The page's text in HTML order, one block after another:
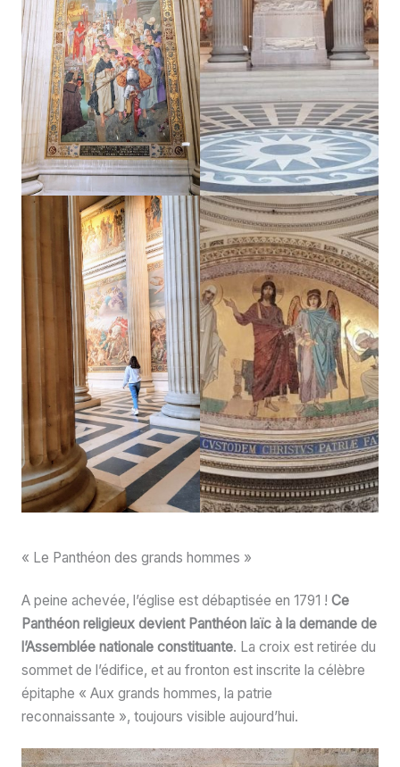
« Le Panthéon des grands hommes »
A peine achevée, l’église est débaptisée en 1791 ! Ce
Panthéon religieux devient Panthéon laïc à la demande de
l’Assemblée nationale constituante. La croix est retirée du
sommet de l’édifice, et au fronton est inscrite la célèbre
épitaphe « Aux grands hommes, la patrie
reconnaissante », toujours visible aujourd’hui.